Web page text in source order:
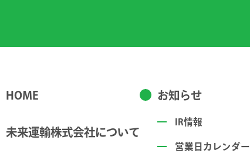
HOME
未来運輸株式会社について
お知らせ
IR情報
営業日カレンダー